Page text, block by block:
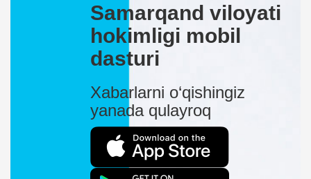
Samarqand viloyati
hokimligi mobil
dasturi
Xabarlarni o‘qishingiz
yanada qulayroq